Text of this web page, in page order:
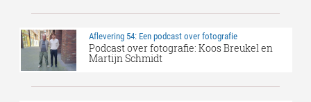
Aflevering 54: Een podcast over fotografie
Podcast over fotografie: Koos Breukel en
Martijn Schmidt